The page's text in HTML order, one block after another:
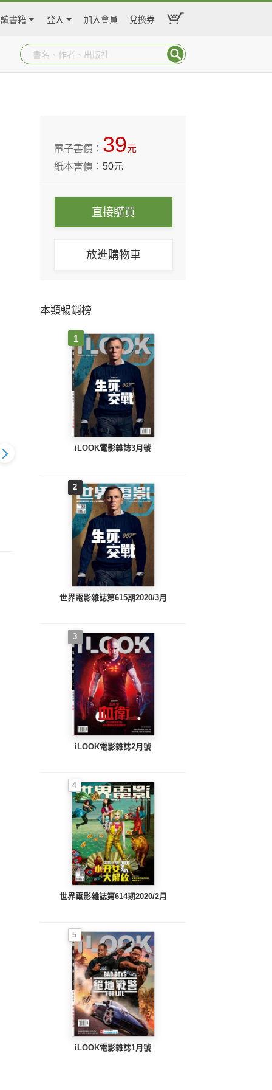
書籍 登入 加入會員 兌換券
iLOOK電影雜誌7月號
電子書價： 39元
紙本書價：50元
直接購買
放進購物車
本類暢銷榜
1
iLOOK電影雜誌3月號
2
世界電影雜誌第615期2020/3月
3
iLOOK電影雜誌2月號
4
世界電影雜誌第614期2020/2月
5
iLOOK電影雜誌1月號